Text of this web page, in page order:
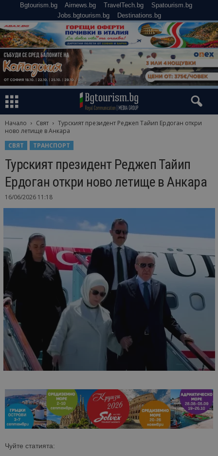
Bgtourism.bg Airnews.bg TravelTech.bg
Spatourism.bg
Jobs.bgtourism.bg
Destinations.bg
Начало Свят
Турският президент Реджеп Тайип Ердоган откри
ново летище в Анкара
СВЯТ
ТРАНСПОРТ
Турският президент Реджеп Тайип
Ердоган откри ново летище в Анкара
16/06/2026 11:18
Чуйте статията: